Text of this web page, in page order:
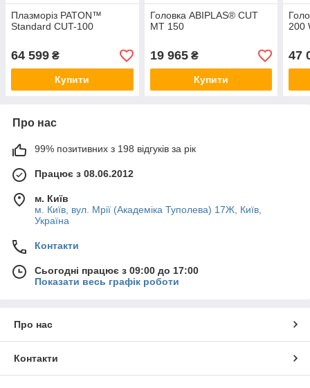
Плазморіз PATON™
Standard CUT-100
64 599 ₴
Купити
Головка ABIPLAS® CUT
MT 150
19 965₴
Купити
200
47
Про нас
99% позитивних з 198 відгуків за рік
Працює з 08.06.2012
м. Київ
м. Київ, вул. Мрії (Академіка Туполева) 17Ж, Київ,
Україна
Контакти
Сьогодні працює з 09:00 до 17:00
Показати весь графік роботи
Про нас
Контакти